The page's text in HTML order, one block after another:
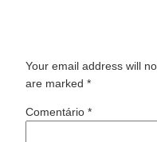
Your email address will
are marked *
Comentário *